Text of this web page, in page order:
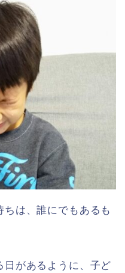
ちは、誰にでもあるも
日があるように、子ど